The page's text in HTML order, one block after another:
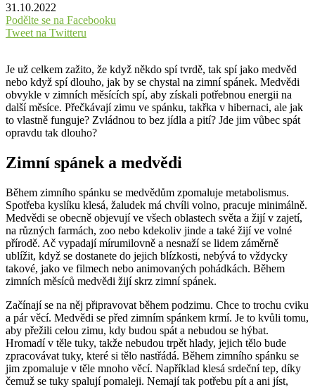
31.10.2022
Podělte se na Facebooku
Tweet na Twitteru
Je už celkem zažito, že když někdo spí tvrdě, tak spí jako medvěd
nebo když spí dlouho, jak by se chystal na zimní spánek. Medvědi
obvykle v zimních měsících spí, aby získali potřebnou energii na
další měsíce. Přečkávají zimu ve spánku, takřka v hibernaci, ale jak
to vlastně funguje? Zvládnou to bez jídla a pití? Jde jim vůbec spát
opravdu tak dlouho?
Zimní spánek a medvědi
Během zimního spánku se medvědům zpomaluje metabolismus.
Spotřeba kyslíku klesá, žaludek má chvíli volno, pracuje minimálně.
Medvědi se obecně objevují ve všech oblastech světa a žijí v zajetí,
na různých farmách, zoo nebo kdekoliv jinde a také žijí ve volné
přírodě. Ač vypadají mírumilovně a nesnaží se lidem záměrně
ublížit, když se dostanete do jejich blízkosti, nebývá to vždycky
takové, jako ve filmech nebo animovaných pohádkách. Během
zimních měsíců medvědi žijí skrz zimní spánek.
Začínají se na něj připravovat během podzimu. Chce to trochu cviku
a pár věcí. Medvědi se před zimním spánkem krmí. Je to kvůli tomu,
aby přežili celou zimu, kdy budou spát a nebudou se hýbat.
Hromadí v těle tuky, takže nebudou trpět hlady, jejich tělo bude
zpracovávat tuky, které si tělo nastřádá. Během zimního spánku se
jim zpomaluje v těle mnoho věcí. Například klesá srdeční tep, díky
čemuž se tuky spalují pomaleji. Nemají tak potřebu pít a ani jíst,